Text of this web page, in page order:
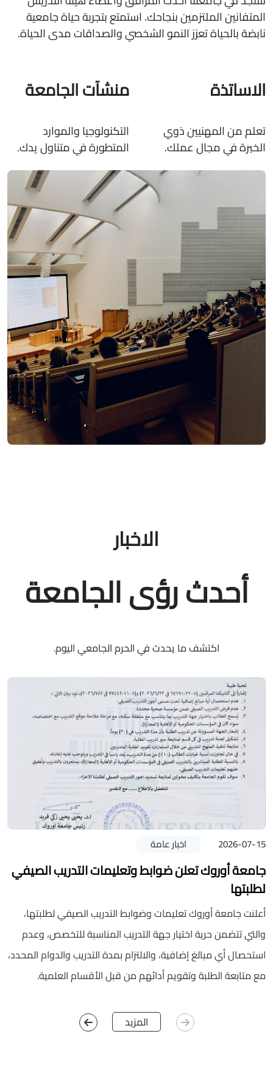
المتفانين الملتزمين بنجاحك. استمتع بتجربة حياة جامعية
نابضة بالحياة تعزز النمو الشخصي والصداقات مدى الحياة.
الاساتذة
تعلم من المهنيين ذوي
الخبرة في مجال عملك.
منشآت الجامعة
التكنولوجيا والموارد
المتطورة في متناول يدك.
الاخبار
أحدث رؤى الجامعة
اكتشف ما يحدث في الحرم الجامعي اليوم.
2026-07-15 اخبار عامة
جامعة أوروك تعلن ضوابط وتعليمات التدريب الصيفي
لطلبتها
أعلنت جامعة أوروك تعليمات وضوابط التدريب الصيفي لطلبتها،
والتي تتضمن حرية اختيار جهة التدريب المناسبة للتخصص، وعدم
استحصال أي مبالغ إضافية، والالتزام بمدة التدريب والدوام المحدد،
مع متابعة الطلبة وتقويم أدائهم من قبل الأقسام العلمية.
المزيد